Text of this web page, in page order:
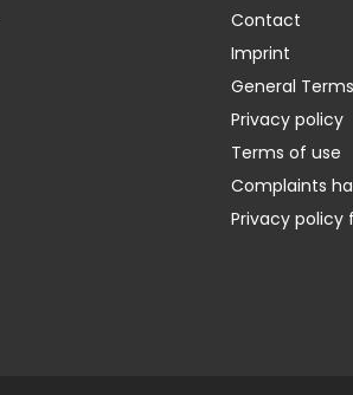
Contact
Imprint
General
Privacy policy
Terms of use
Complaints
Privacy